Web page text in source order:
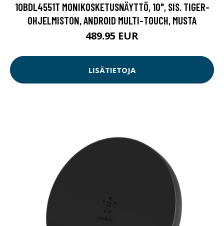
10BDL4551T MONIKOSKETUSNÄYTTÖ, 10", SIS. TIGER-
OHJELMISTON, ANDROID MULTI-TOUCH, MUSTA
489.95 EUR
LISÄTIETOJA